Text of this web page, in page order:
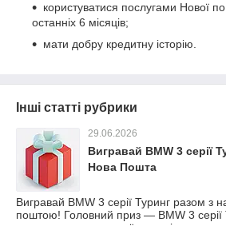
користуватися послугами Нової
останніх 6 місяців;
мати добру кредитну історію.
Інші статті рубрики
29.06.2026
Вигравай BMW 3 серії
Нова Пошта
Вигравай BMW 3 серії Туринг разом з
поштою! Головний приз — BMW 3 серії